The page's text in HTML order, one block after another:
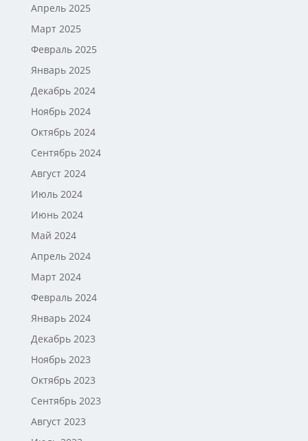
Апрель 2025
Март 2025
Февраль 2025
Январь 2025
Декабрь 2024
Ноябрь 2024
Октябрь 2024
Сентябрь 2024
Август 2024
Июль 2024
Июнь 2024
Май 2024
Апрель 2024
Март 2024
Февраль 2024
Январь 2024
Декабрь 2023
Ноябрь 2023
Октябрь 2023
Сентябрь 2023
Август 2023